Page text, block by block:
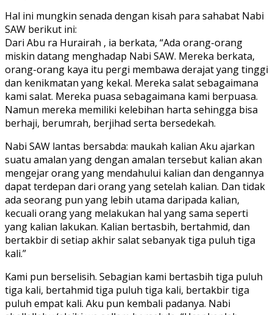
Hal ini mungkin senada dengan kisah para sahabat Nabi
SAW berikut ini:
Dari Abu ra Hurairah , ia berkata, “Ada orang-orang
miskin datang menghadap Nabi SAW. Mereka berkata,
orang-orang kaya itu pergi membawa derajat yang tinggi
dan kenikmatan yang kekal. Mereka salat sebagaimana
kami salat. Mereka puasa sebagaimana kami berpuasa.
Namun mereka memiliki kelebihan harta sehingga bisa
berhaji, berumrah, berjihad serta bersedekah.
Nabi SAW lantas bersabda: maukah kalian Aku ajarkan
suatu amalan yang dengan amalan tersebut kalian akan
mengejar orang yang mendahului kalian dan dengannya
dapat terdepan dari orang yang setelah kalian. Dan tidak
ada seorang pun yang lebih utama daripada kalian,
kecuali orang yang melakukan hal yang sama seperti
yang kalian lakukan. Kalian bertasbih, bertahmid, dan
bertakbir di setiap akhir salat sebanyak tiga puluh tiga
kali.”
Kami pun berselisih. Sebagian kami bertasbih tiga puluh
tiga kali, bertahmid tiga puluh tiga kali, bertakbir tiga
puluh empat kali. Aku pun kembali padanya. Nabi